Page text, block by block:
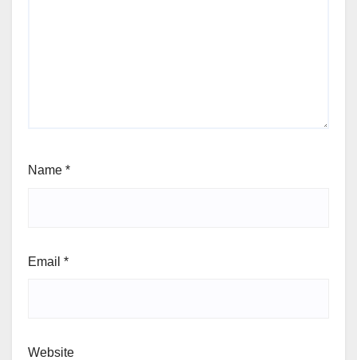
Name *
Email *
Website